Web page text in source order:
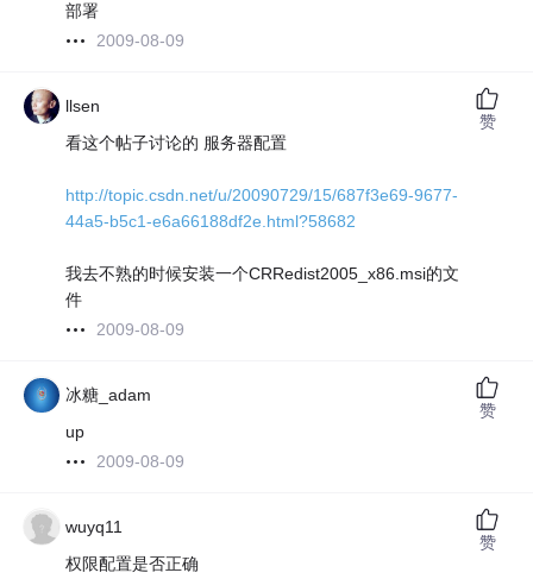
部署
2009-08-09
llsen
看这个帖子讨论的 服务器配置
http://topic.csdn.net/u/20090729/15/687f3e69-9677-
44a5-b5c1-e6a66188df2e.html?58682
我去不熟的时候安装一个CRRedist2005_x86.msi的文
件
2009-08-09
赞
冰糖_adam
up
2009-08-09
赞
wuyq11
权限配置是否正确
赞